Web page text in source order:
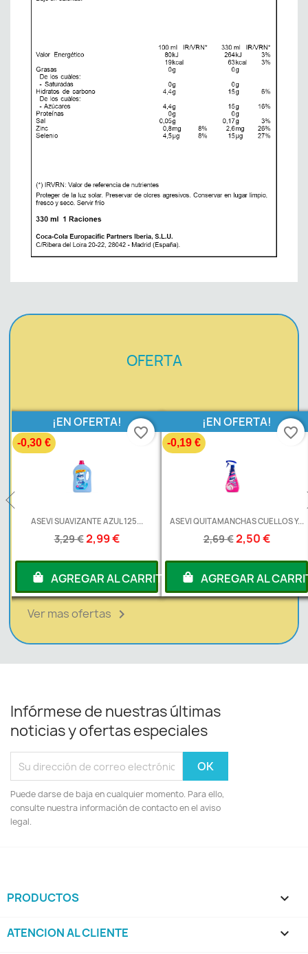
OFERTA
favorite_border
ASEVI QUITAMANCHAS CUELLOS Y...
2,69 €2,50 €
¡EN OFERTA!
-0,19 €
AGREGAR AL CARRITO
favorite_border
ASEVI AMBIENTADOR
2,19 € 1,99 €
¡EN OFERTA!
-0,20 €
AGREGAR AL
Ver mas ofertas 
Infórmese de nuestras últimas
noticias y ofertas especiales
Puede darse de baja en cualquier momento. Para ello,
consulte nuestra información de contacto en el aviso
legal.
PRODUCTOS 
ATENCION AL CLIENTE 